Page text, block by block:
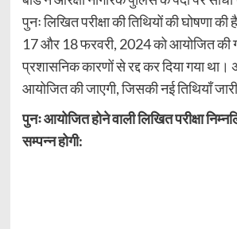
पुनः लिखित परीक्षा की तिथियों की घोषणा की
17 और 18 फरवरी, 2024 को आयोजित की
प्रशासनिक कारणों से रद्द कर दिया गया था।
आयोजित की जाएगी, जिसकी नई तिथियाँ
पुनः आयोजित होने वाली लिखित परीक्षा
सम्पन्न होगी: